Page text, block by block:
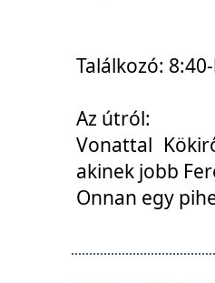
Találkozó:
Az útról:
Vonattal
akinek jobb
Onnan egy